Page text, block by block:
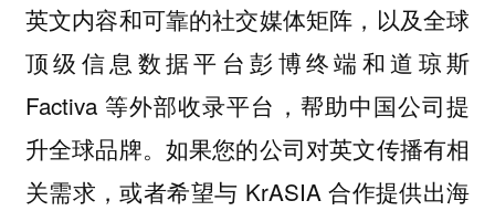
英文内容和可靠的社交媒体矩阵，以及全球
顶级信息数据平台彭博终端和道琼斯
Factiva 等外部收录平台，帮助中国公司提
升全球品牌。如果您的公司对英文传播有相
关需求，或者希望与 KrASIA 合作提供出海